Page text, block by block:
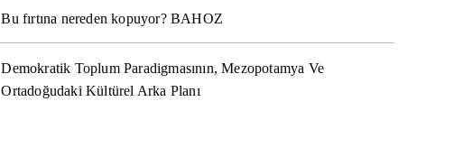
Bu fırtına nereden kopuyor? BAHOZ
Demokratik Toplum Paradigmasının, Mezopotamya Ve
Ortadoğudaki Kültürel Arka Planı